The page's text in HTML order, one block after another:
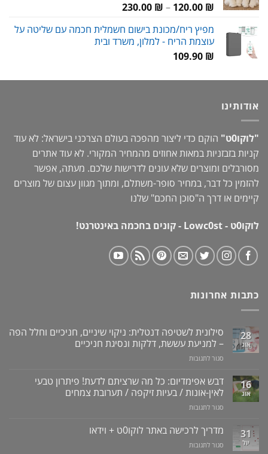
120.00 ₪
–
230.00 ₪
טווח
עד
מפיץ ריח/מכונת בישום חשמלית חכמה עם שליטה על
עוצמת הריח - למלון, משרד ובית
109.90 ₪
אודותינו
"לוקו0ט"
הוקם כדי ליצור מהפכה בעולם הצרכני בישראל: לא עוד
קניות בזבזניות במאות אחוזים מהמחיר המקורי. לא עוד אתרים
מסורבלים ומוצרים שלא עונים לדרישות שלכם. מעתה, אפשר
להזמין כל דבר, במחיר סופר-משתלם, ומתוך מגוון עצום של מוצרים
קיימים או דרך ה"סוכן החכם" שלנו
לוקו0ט - Lowc0st - קונים בחכמה באינטרנט!
כתבות אחרונות
28
אוג
סילונית לשטיפה דנטלית: ניקוי שיניים, חניכיים וחלל הפה
– למניעת עששת, דלקות ונסיגת חניכיים
סגור לתגובות
לשטיפה
דנטלית:
ניקוי
שיניים,
וחלל
–
16
אוג
דבש אפימדיום: כל מה שרציתם לדעת! פיתרון טבעי
לאין-אונות / בעיות זיקפה / תערובת צמחים
סגור לתגובות
אפימדיום:
כל
מה
31
יול
מדריך לרכישה באתר לוקו0ט + וידאו
סגור לתגובות